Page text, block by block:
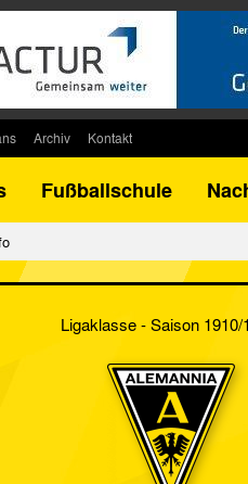
Fan-Klubs
Archiv
Ahnentafel
Kontakt
Fußballschule
Ligaklasse - Saison